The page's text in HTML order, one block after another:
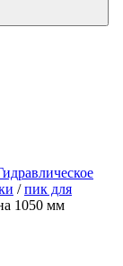
/пик для
1050 мм